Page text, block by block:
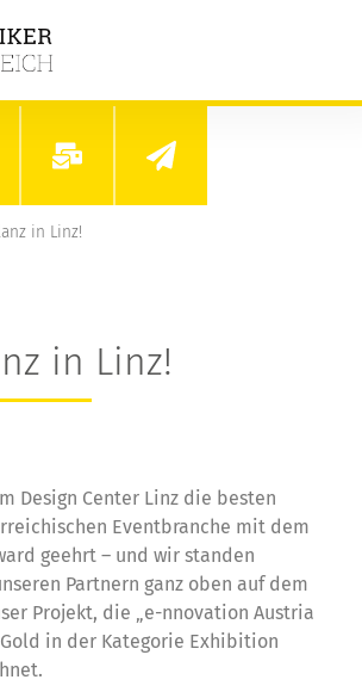
in Linz!
in Linz!
Design Center Linz die besten
Eventbranche mit dem
geehrt – und wir standen
Partnern ganz oben auf dem
Projekt, die „e-nnovation Austria
in der Kategorie Exhibition